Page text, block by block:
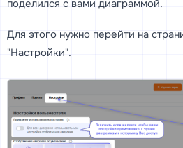
поделился с вами диаграммой.
Для этого нужно перейти на
"Настройки".